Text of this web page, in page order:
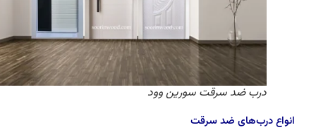
درب ضد سرقت سورین وود
انواع درب‌های ضد سرقت